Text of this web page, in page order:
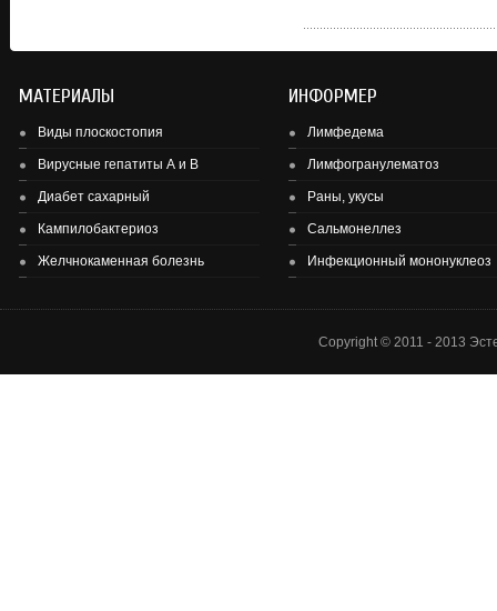
МАТЕРИАЛЫ
Виды плоскостопия
Вирусные гепатиты А и В
Диабет сахарный
Кампилобактериоз
Желчнокаменная болезнь
ИНФОРМЕР
Лимфедема
Лимфогранулематоз
Раны, укусы
Сальмонеллез
Инфекционный мононуклеоз
Здоровье детей и подростков - основа здоровье нации.
Copyright © 2011 - 2013